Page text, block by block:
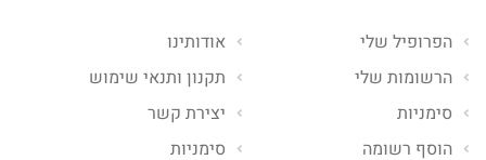
אודותינו
תקנון ותנאי שימוש
יצירת קשר
סימניות
הפרופיל שלי
הרשומות שלי
סימניות
הוסף רשומה